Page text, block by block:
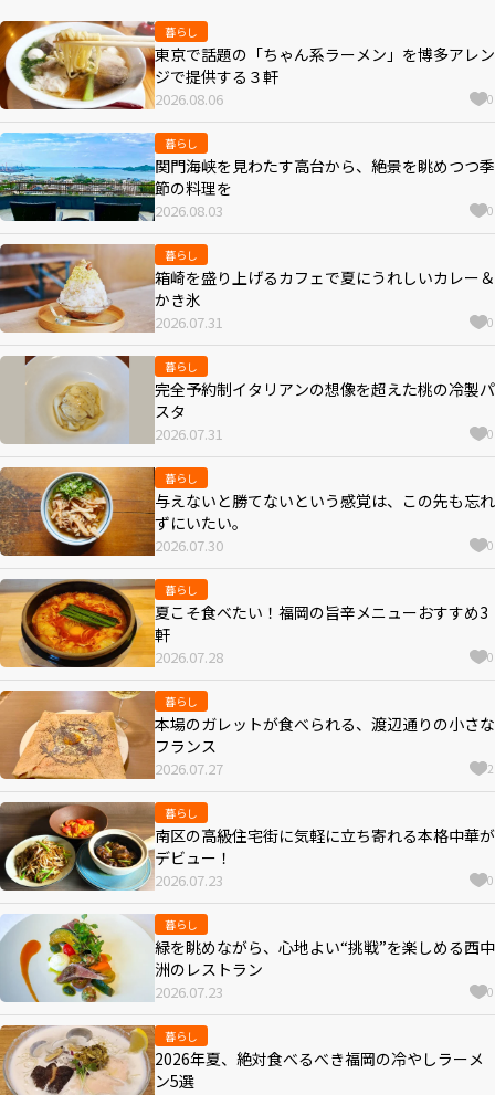
暮らし
東京で話題の「ちゃん系ラーメン」を博多アレン
ジで提供する３軒
2026.08.06 0
暮らし
関門海峡を見わたす高台から、絶景を眺めつつ季
節の料理を
2026.08.03 0
暮らし
箱崎を盛り上げるカフェで夏にうれしいカレー＆
かき氷
2026.07.31 0
暮らし
完全予約制イタリアンの想像を超えた桃の冷製パ
スタ
2026.07.31 0
暮らし
与えないと勝てないという感覚は、この先も忘れ
ずにいたい。
2026.07.30 0
暮らし
夏こそ食べたい！福岡の旨辛メニューおすすめ3
軒
2026.07.28 0
暮らし
本場のガレットが食べられる、渡辺通りの小さな
フランス
2026.07.27 2
暮らし
南区の高級住宅街に気軽に立ち寄れる本格中華が
デビュー！
2026.07.23 0
暮らし
緑を眺めながら、心地よい“挑戦”を楽しめる西中
洲のレストラン
2026.07.23 0
暮らし
2026年夏、絶対食べるべき福岡の冷やしラーメ
ン5選